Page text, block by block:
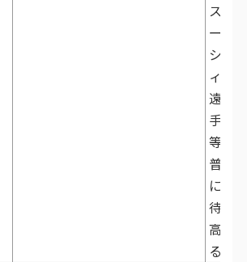
スマ
ート
シテ
ィ、
遠隔
手術
等の
普及
に期
待が
高ま
る